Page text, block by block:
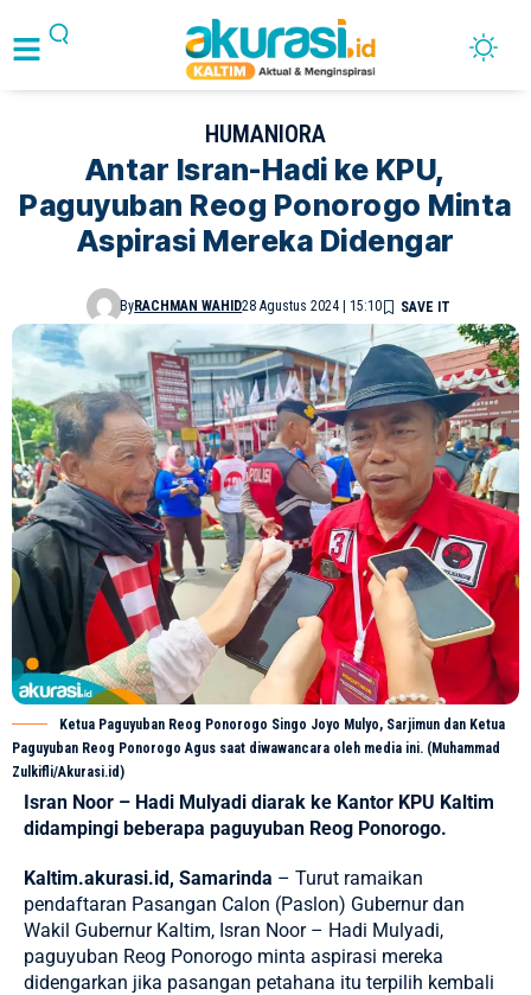
HUMANIORA
Antar Isran-Hadi ke KPU,
Paguyuban Reog Ponorogo Minta
Aspirasi Mereka Didengar
ByRACHMAN WAHID28 Agustus 2024 | 15:10
Ketua Paguyuban Reog Ponorogo Singo Joyo Mulyo, Sarjimun dan Ketua
Paguyuban Reog Ponorogo Agus saat diwawancara oleh media ini. (Muhammad
Zulkifli/Akurasi.id)
Isran Noor – Hadi Mulyadi diarak ke Kantor KPU Kaltim
didampingi beberapa paguyuban Reog Ponorogo.
Kaltim.akurasi.id, Samarinda – Turut ramaikan
pendaftaran Pasangan Calon (Paslon) Gubernur dan
Wakil Gubernur Kaltim, Isran Noor – Hadi Mulyadi,
paguyuban Reog Ponorogo minta aspirasi mereka
didengarkan jika pasangan petahana itu terpilih kembali